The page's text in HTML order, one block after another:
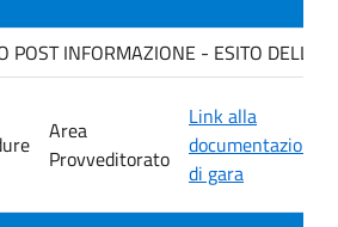
POST INFORMAZIONE - ESITO
Area
Provveditorato
Link alla
documentazione
di gara